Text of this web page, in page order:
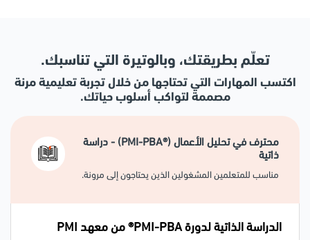
من خلال دورة PMI-PBA، ستتقن تحديد متطلبات أصحاب المصلحة،
وجمع والتحقق من المتطلبات باستخدام تقنيات استقصاء متنوعة،
واستخدام الأدوات والتقنيات المخصصة لنمذجة المتطلبات.
من المتوقع من هذه الدورة أن تكون بارعًا في تلبية توقعات أصحاب
المصلحة، وفهم احتياجاتهم، وحل مشكلاتهم باستخدام استراتيجيات
مختلفة.
التسجيل في دورة PMI-PBA هو خطوتك الرئيسية للتحضير لاجتياز
تعلّم بطريقتك، وبالوتيرة التي تناسبك.
اكتسب المهارات التي تحتاجها من خلال تجربة تعليمية مرنة
مصممة لتواكب أسلوب حياتك.
محترف في تحليل الأعمال (®PMI-PBA) - دراسة
ذاتية
مناسب للمتعلمين المشغولين الذين يحتاجون إلى مرونة.
الدراسة الذاتية لدورة PMI-PBA® من معهد PMI